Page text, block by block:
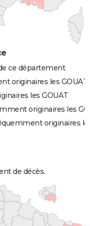
ce département
originaires les GOUAT
les GOUAT
originaires les
originaires
de décès.